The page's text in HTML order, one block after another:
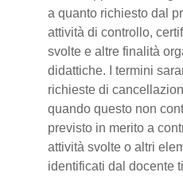
a quanto richiesto dal
attività di controllo,
svolte e altre finalità
didattiche. I termini
richieste di
quando questo non
previsto in merito a
attività svolte o altri
identificati dal docente